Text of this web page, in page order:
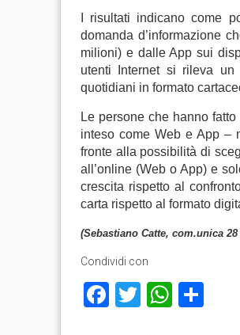
I risultati indicano come
domanda d’informazione
milioni) e dalle App sui
utenti Internet si rileva
quotidiani in formato
Le persone che hanno
inteso come Web e App –
fronte alla possibilità di
all’online (Web o App) e
crescita rispetto al
carta rispetto al formato
(Sebastiano Catte, com.unica
Condividi con
Facebook
Twitter